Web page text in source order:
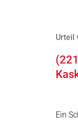
Urteil
Ein